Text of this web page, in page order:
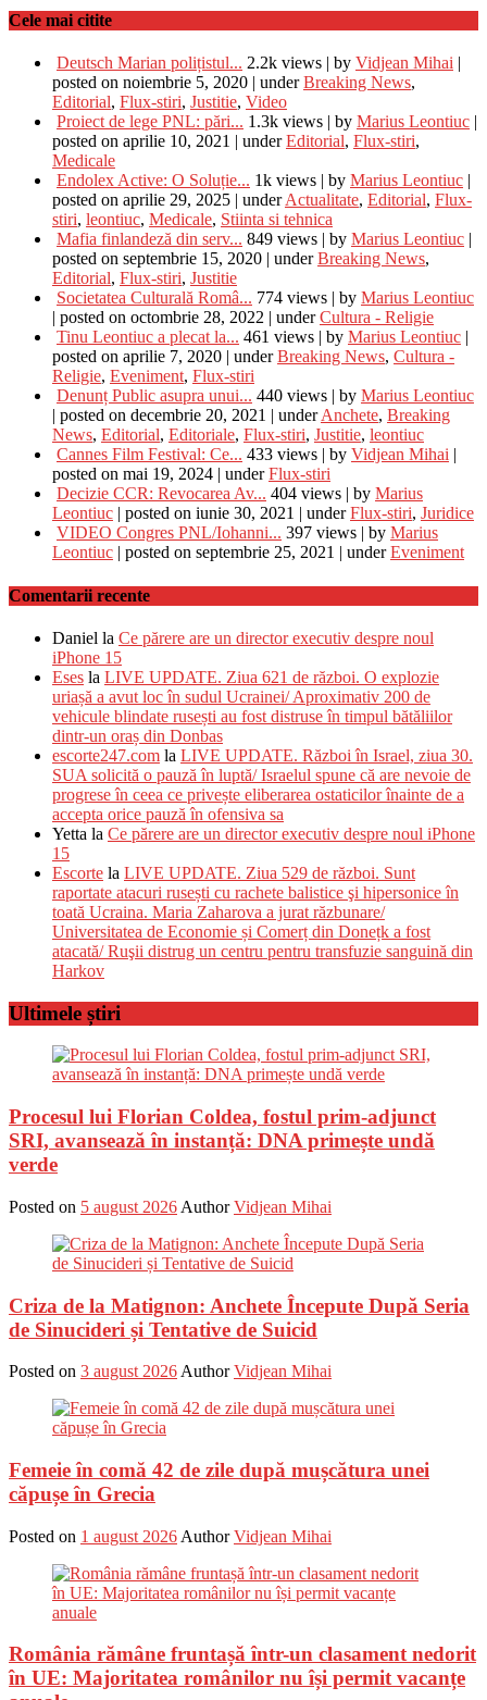
Cele mai citite
Deutsch Marian polițistul... 2.2k views | by Vidjean Mihai |
posted on noiembrie 5, 2020 | underBreaking News,
Editorial, Flux-stiri, Justitie, Video
Proiect de lege PNL: pări... 1.3k views | by Marius Leontiuc |
posted on aprilie 10, 2021 | underEditorial, Flux-stiri,
Medicale
Endolex Active: O Soluție... 1k views | by Marius Leontiuc |
posted on aprilie 29, 2025 | underActualitate, Editorial, Flux-
stiri, leontiuc, Medicale, Stiinta si tehnica
Mafia finlandeză din serv... 849 views | by Marius Leontiuc |
posted on septembrie 15, 2020 | underBreaking News,
Editorial, Flux-stiri, Justitie
Societatea Culturală Româ... 774 views | by Marius Leontiuc
| posted on octombrie 28, 2022 | underCultura - Religie
Tinu Leontiuc a plecat la... 461 views | by Marius Leontiuc |
posted on aprilie 7, 2020 | underBreaking News, Cultura -
Religie, Eveniment, Flux-stiri
Denunț Public asupra unui... 440 views | by Marius Leontiuc
| posted on decembrie 20, 2021 | underAnchete, Breaking
News, Editorial, Editoriale, Flux-stiri, Justitie, leontiuc
Cannes Film Festival: Ce... 433 views | by Vidjean Mihai |
posted on mai 19, 2024 | underFlux-stiri
Decizie CCR: Revocarea Av... 404 views | by Marius
Leontiuc | posted on iunie 30, 2021 | underFlux-stiri, Juridice
VIDEO Congres PNL/Iohanni... 397 views | by Marius
Leontiuc | posted on septembrie 25, 2021 | underEveniment
Comentarii recente
Daniel la Ce părere are un director executiv despre noul
iPhone 15
Eses la LIVE UPDATE. Ziua 621 de război. O explozie
uriașă a avut loc în sudul Ucrainei/ Aproximativ 200 de
vehicule blindate rusești au fost distruse în timpul bătăliilor
dintr-un oraș din Donbas
escorte247.com la LIVE UPDATE. Război în Israel, ziua 30.
SUA solicită o pauză în luptă/ Israelul spune că are nevoie de
progrese în ceea ce privește eliberarea ostaticilor înainte de a
accepta orice pauză în ofensiva sa
Yetta la Ce părere are un director executiv despre noul iPhone
15
Escorte la LIVE UPDATE. Ziua 529 de război. Sunt
raportate atacuri rusești cu rachete balistice şi hipersonice în
toată Ucraina. Maria Zaharova a jurat răzbunare/
Universitatea de Economie și Comerț din Donețk a fost
atacată/ Ruşii distrug un centru pentru transfuzie sanguină din
Harkov
Ultimele știri
Procesul lui Florian Coldea, fostul prim-adjunct
SRI, avansează în instanță: DNA primește undă
verde
Posted on 5 august 2026 Author Vidjean Mihai
Criza de la Matignon: Anchete Începute După Seria
de Sinucideri și Tentative de Suicid
Posted on 3 august 2026 Author Vidjean Mihai
Femeie în comă 42 de zile după mușcătura unei
căpușe în Grecia
Posted on 1 august 2026 Author Vidjean Mihai
România rămâne fruntașă într-un clasament nedorit
în UE: Majoritatea românilor nu își permit vacanțe